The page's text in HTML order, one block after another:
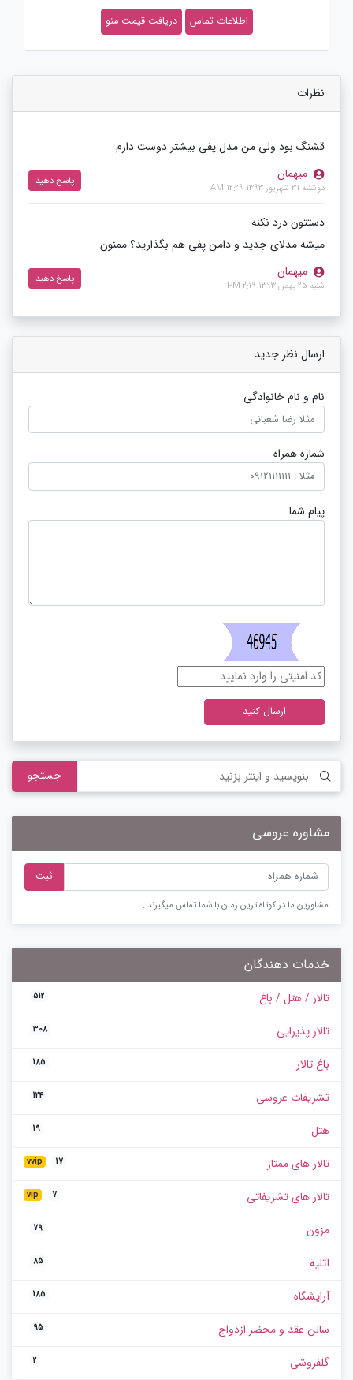
اطلاعات تماس دریافت قیمت منو
نظرات
قشنگ بود ولی من مدل پفی بیشتر دوست دارم
میهمان
دوشنبه 31 شهریور 1393 12:29 AM
پاسخ دهید
دستتون درد نکنه
میشه مدلای جدید و دامن پفی هم بگذارید؟ ممنون
میهمان
شنبه 25 بهمن 1393 2:19 PM
پاسخ دهید
ارسال نظر جدید
نام و نام خانوادگی
شماره همراه
پیام شما
ارسال کنید
جستجو
مشاوره عروسی
ثبت
مشاورین ما در کوتاه ترین زمان با شما تماس میگیرند .
خدمات دهندگان
تالار / هتل / باغ 512
تالار پذیرایی 308
باغ تالار 185
تشریفات عروسی 124
هتل 19
تالار های ممتاز vvip 17
تالار های تشریفاتی vip 7
مزون 79
آتلیه 85
آرایشگاه 185
سالن عقد و محضر ازدواج 95
گلفروشی 2